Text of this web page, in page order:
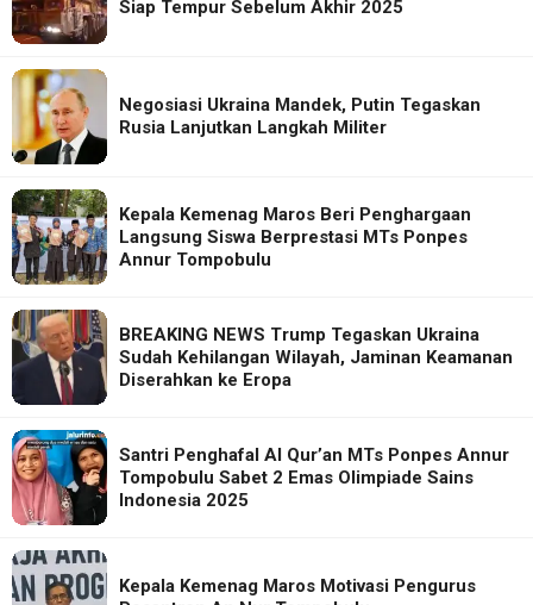
Siap Tempur Sebelum Akhir 2025
Negosiasi Ukraina Mandek, Putin Tegaskan
Rusia Lanjutkan Langkah Militer
Kepala Kemenag Maros Beri Penghargaan
Langsung Siswa Berprestasi MTs Ponpes
Annur Tompobulu
BREAKING NEWS Trump Tegaskan Ukraina
Sudah Kehilangan Wilayah, Jaminan Keamanan
Diserahkan ke Eropa
Santri Penghafal Al Qur’an MTs Ponpes Annur
Tompobulu Sabet 2 Emas Olimpiade Sains
Indonesia 2025
Kepala Kemenag Maros Motivasi Pengurus